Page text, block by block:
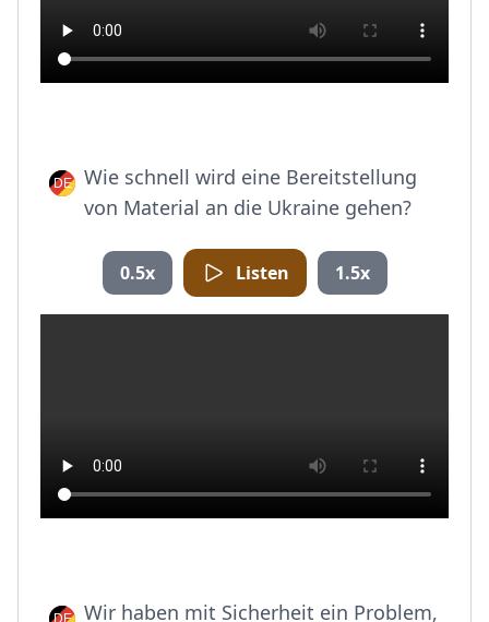
Wie schnell wird eine Bereitstellung
von Material an die Ukraine gehen?
0.5x Listen 1.5x
Wir haben mit Sicherheit ein Problem,